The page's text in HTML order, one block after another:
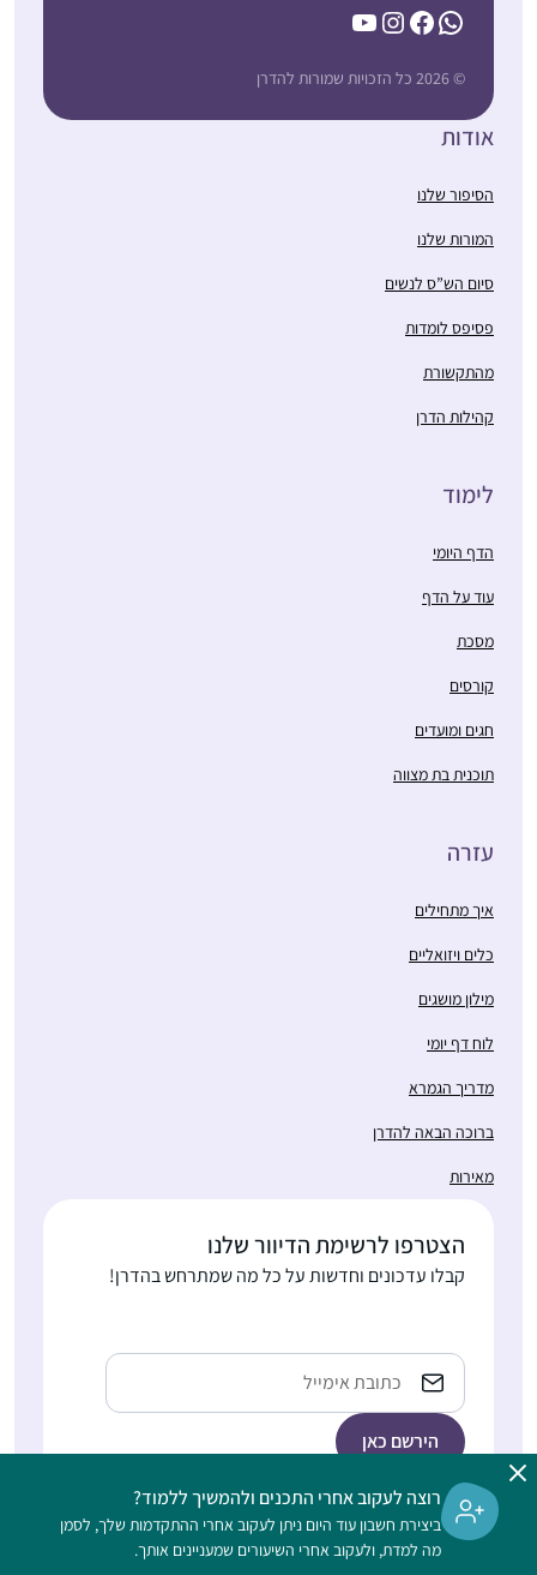
WhatsApp
Facebook
Instagram
YouTube
© 2026 כל הזכויות שמורות להדרן
אודות
הסיפור שלנו
המורות שלנו
סיום הש”ס לנשים
פסיפס לומדות
מהתקשורת
קהילות הדרן
לימוד
הדף היומי
עוד על הדף
מסכת
קורסים
חגים ומועדים
תוכנית בת מצווה
עזרה
איך מתחילים
כלים ויזואליים
מילון מושגים
לוח דף יומי
מדריך הגמרא
ברוכה הבאה להדרן
מאירות
הצטרפו לרשימת הדיוור שלנו
קבלו עדכונים וחדשות על כל מה שמתרחש בהדרן!
Email
הלימוד בהדרן הוא דיגיטלי, ללא תשלום, מתאים גם למתחילות, ונפתח
לנשים וגברים כאחד
רוצה לעקוב אחרי התכנים ולהמשיך ללמוד?
ביצירת חשבון עוד היום ניתן לעקוב אחרי ההתקדמות שלך, לסמן
מה למדת, ולעקוב אחרי השיעורים שמעניינים אותך.